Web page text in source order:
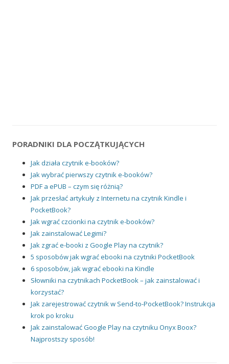
PORADNIKI DLA POCZĄTKUJĄCYCH
Jak działa czytnik e-booków?
Jak wybrać pierwszy czytnik e-booków?
PDF a ePUB – czym się różnią?
Jak przesłać artykuły z Internetu na czytnik Kindle i
PocketBook?
Jak wgrać czcionki na czytnik e-booków?
Jak zainstalować Legimi?
Jak zgrać e-booki z Google Play na czytnik?
5 sposobów jak wgrać ebooki na czytniki PocketBook
6 sposobów, jak wgrać ebooki na Kindle
Słowniki na czytnikach PocketBook – jak zainstalować i
korzystać?
Jak zarejestrować czytnik w Send-to-PocketBook? Instrukcja
krok po kroku
Jak zainstalować Google Play na czytniku Onyx Boox?
Najprostszy sposób!